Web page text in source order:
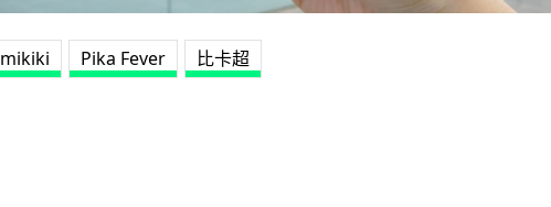
mikiki Pika Fever 比卡超